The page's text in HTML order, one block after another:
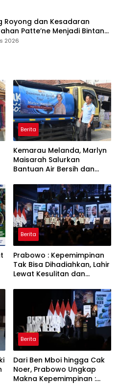
Royong dan Kesadaran
Patte’ne Menjadi Bintang
2026
2026
Berita
Kemarau Melanda, Marlyn
Maisarah Salurkan
Bantuan Air Bersih dan
Babakan Madang
Berita
Prabowo : Kepemimpinan
Tak Bisa Dihadiahkan, Lahir
Lewat Kesulitan dan
Berita
Dari Ben Mboi hingga Cak
Noer, Prabowo Ungkap
Makna Kepemimpinan :